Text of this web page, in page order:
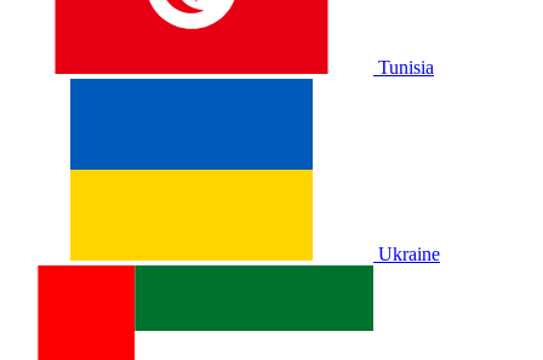
Tunisia
Ukraine